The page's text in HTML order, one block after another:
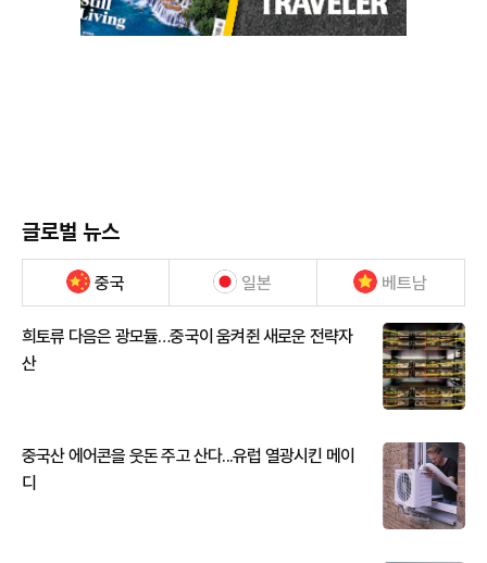
글로벌 뉴스
중국 일본 베트남
희토류 다음은 광모듈…중국이 움켜쥔 새로운 전략자
산
중국산 에어콘을 웃돈 주고 산다...유럽 열광시킨 메이
디